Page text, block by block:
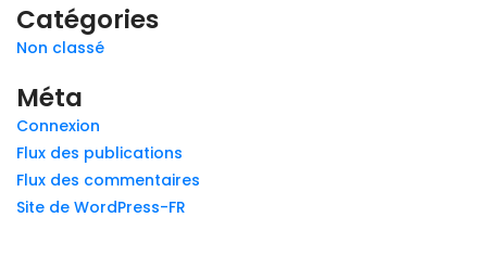
Catégories
Non classé
Méta
Connexion
Flux des publications
Flux des commentaires
Site de WordPress-FR